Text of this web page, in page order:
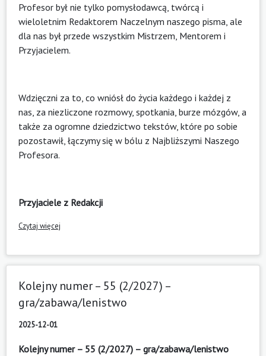
Profesor był nie tylko pomysłodawcą, twórcą i
wieloletnim Redaktorem Naczelnym naszego pisma, ale
dla nas był przede wszystkim Mistrzem, Mentorem i
Przyjacielem.
Wdzięczni za to, co wniósł do życia każdego i każdej z
nas, za niezliczone rozmowy, spotkania, burze mózgów, a
także za ogromne dziedzictwo tekstów, które po sobie
pozostawił, łączymy się w bólu z Najbliższymi Naszego
Profesora.
Przyjaciele z Redakcji
Czytaj więcej
Kolejny numer – 55 (2/2027) –
gra/zabawa/lenistwo
2025-12-01
Kolejny numer – 55 (2/2027) – gra/zabawa/lenistwo